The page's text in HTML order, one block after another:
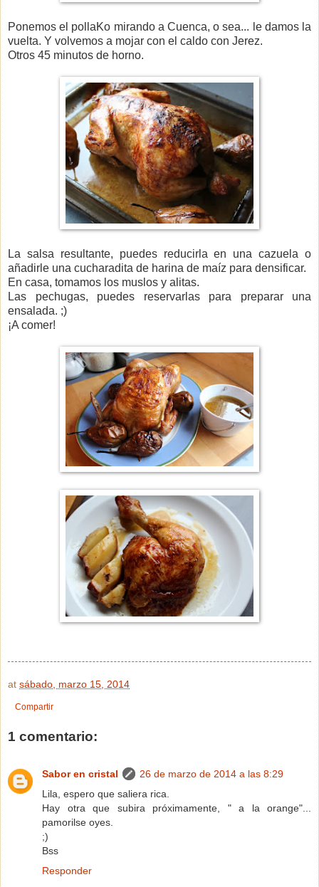
Ponemos el pollaKo mirando a Cuenca, o sea... le damos la
vuelta. Y volvemos a mojar con el caldo con Jerez.
Otros 45 minutos de horno.
La salsa resultante, puedes reducirla en una cazuela o
añadirle una cucharadita de harina de maíz para densificar.
En casa, tomamos los muslos y alitas.
Las pechugas, puedes reservarlas para preparar una
ensalada. ;)
¡A comer!
at sábado, marzo 15, 2014
Compartir
1 comentario:
Sabor en cristal
26 de marzo de 2014 a las 8:29
Lila, espero que saliera rica.
Hay otra que subira próximamente, " a la orange"...
pamorilse oyes.
;)
Bss
Responder